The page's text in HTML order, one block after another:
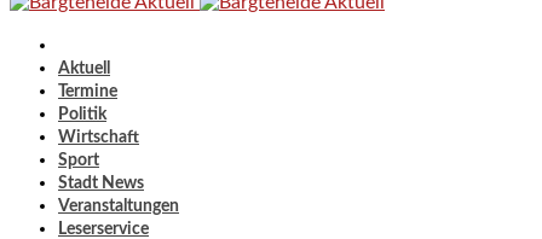
Aktuell
Termine
Politik
Wirtschaft
Sport
Stadt News
Veranstaltungen
Leserservice